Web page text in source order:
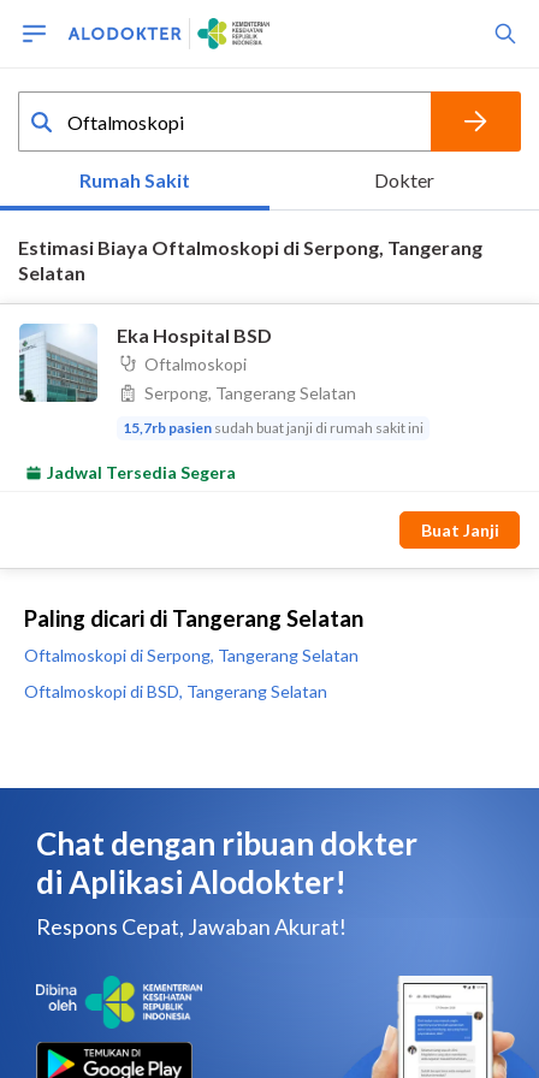
Paling dicari di Tangerang Selatan
Oftalmoskopi di Serpong, Tangerang Selatan
Oftalmoskopi di BSD, Tangerang Selatan